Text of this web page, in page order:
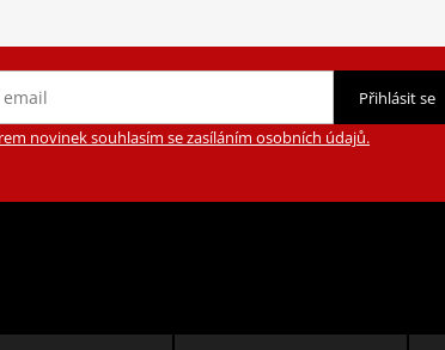
Přihlásit se
novinek souhlasím se zasíláním osobních údajů.